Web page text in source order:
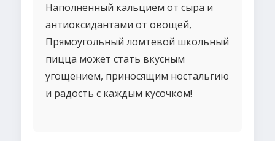
Наполненный кальцием от сыра и
антиоксидантами от овощей,
Прямоугольный ломтевой школьный
пицца может стать вкусным
угощением, приносящим ностальгию
и радость с каждым кусочком!